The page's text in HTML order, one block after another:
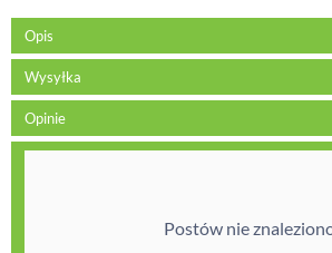
Opis
Wysyłka
Opinie
Postów nie